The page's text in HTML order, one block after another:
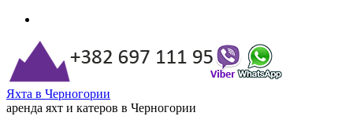
Яхта в Черногории
аренда яхт и катеров в Черногории